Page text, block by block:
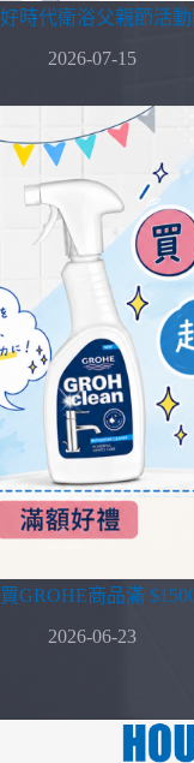
好時代衛浴父親節活
2026-07-15
買GROHE商品滿
2026-06-23